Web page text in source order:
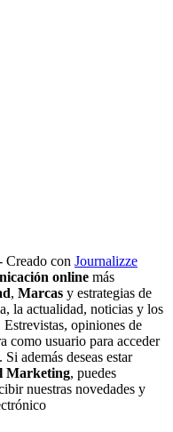
Creado con Journalizze
online más
, Marcas y estrategias de
la actualidad, noticias y los
Estrevistas, opiniones de
como usuario para acceder
. Si además deseas estar
Marketing, puedes
nuestras novedades y